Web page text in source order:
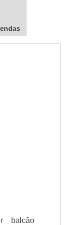
balcão